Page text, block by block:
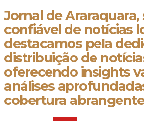
Jornal de
confiável de notícias
destacamos pela
distribuição de
oferecendo insights
análises
cobertura